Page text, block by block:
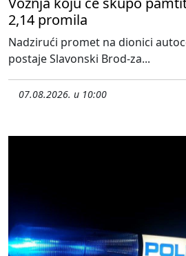
2,14 promila
Nadzirući promet na dionici
postaje Slavonski Brod-za...
07.08.2026. u 10:00